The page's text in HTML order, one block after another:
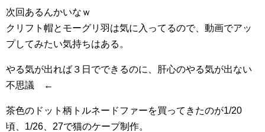
次回あるんかいなｗ
クリフト帽とモーグリ羽は気に入ってるので、動画でアッ
プしてみたい気持ちはある。
やる気が出れば３日でできるのに、肝心のやる気が出ない
不思議 ←
茶色のドット柄トルネードファーを買ってきたのが1/20
頃、1/26、27で猫のケープ制作。